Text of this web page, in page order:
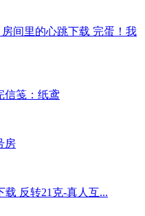
完蛋！我
信笺：纸鸢
房
反转21克-真人互...